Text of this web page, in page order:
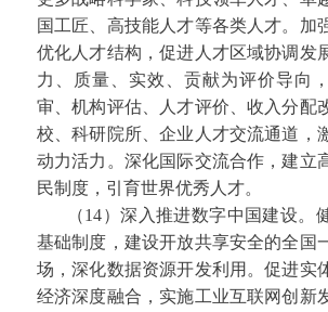
国工匠、高技能人才等各类人才。加
优化人才结构，促进人才区域协调发
力、质量、实效、贡献为评价导向
审、机构评估、人才评价、收入分配
校、科研院所、企业人才交流通道，
动力活力。深化国际交流合作，建立
民制度，引育世界优秀人才。
（14）深入推进数字中国建设。
基础制度，建设开放共享安全的全国
场，深化数据资源开发利用。促进实
经济深度融合，实施工业互联网创新